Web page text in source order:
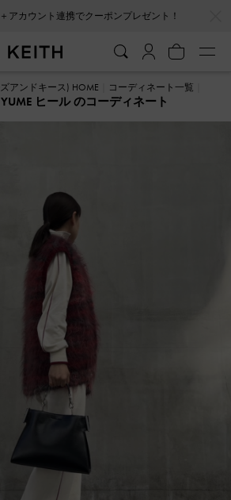
アカウント連携でクーポンプレゼント！
ズアンドキース) HOME
コーディネート一覧
YUME ヒール のコーディネート